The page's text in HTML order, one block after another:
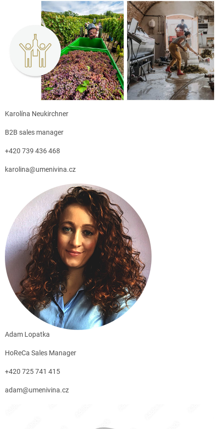
Karolína Neukirchner
B2B sales manager
+420 739 436 468
karolina@umenivina.cz
Adam Lopatka
HoReCa Sales Manager
+420 725 741 415
adam@umenivina.cz